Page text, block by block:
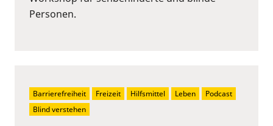
Personen.
Barrierefreiheit Freizeit Hilfsmittel Leben
Podcast
Blind verstehen